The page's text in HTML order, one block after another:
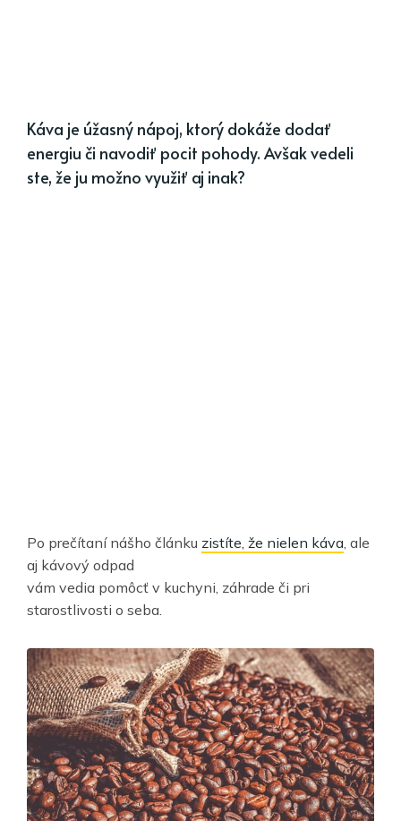
Káva je úžasný nápoj, ktorý dokáže dodať
energiu či navodiť pocit pohody. Avšak vedeli
ste, že ju možno využiť aj inak?
Po prečítaní nášho článku zistíte, že nielen káva , ale
aj kávový odpad
vám vedia pomôcť v kuchyni, záhrade či pri
starostlivosti o seba.